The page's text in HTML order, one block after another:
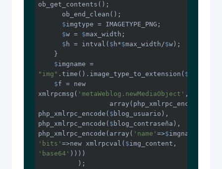
ob_get_contents();
$imgtype = IMAGETYPE_PNG;
$w = $max_width;
$ h = intval( $ h*$max_width/$w);
$
imgname =
"img" .time().image_type_to_extension( $
$f = new
xmlrpcmsg( 'metaWeblog.newMediaObject' ,
		  array(php_xmlrpc_encode(
php_xmlrpc_encode( $ blog_usuario),
php_xmlrpc_encode( $ blog_contraseña),
php_xmlrpc_encode(array( 'name' =>$
'bits' =>new xmlrpcval( $
'base64' ))))